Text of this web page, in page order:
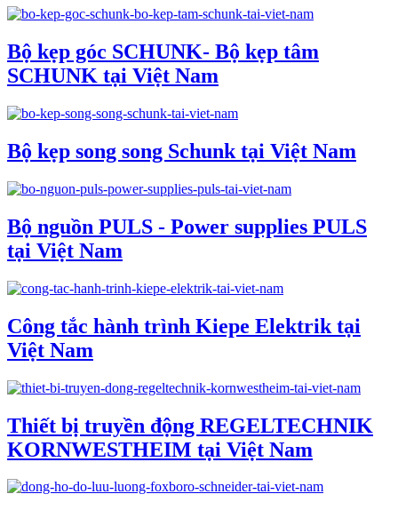
Bộ kẹp góc SCHUNK- Bộ kẹp tâm
SCHUNK tại Việt Nam
Bộ kẹp song song Schunk tại Việt Nam
Bộ nguồn PULS - Power supplies PULS
tại Việt Nam
Công tắc hành trình Kiepe Elektrik tại
Việt Nam
Thiết bị truyền động REGELTECHNIK
KORNWESTHEIM tại Việt Nam